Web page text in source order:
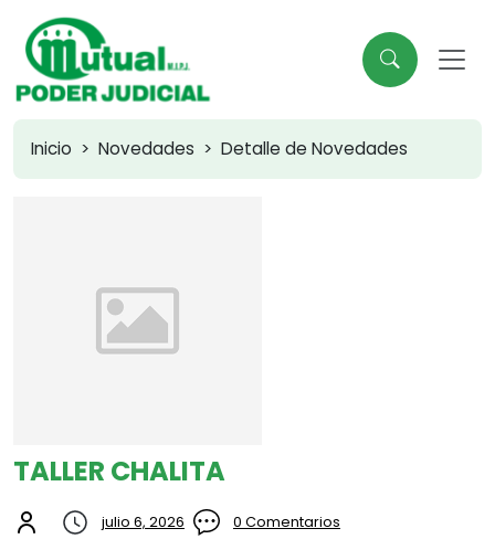
Inicio Novedades Detalle de Novedades
TALLER CHALITA
julio 6, 2026 0 Comentarios